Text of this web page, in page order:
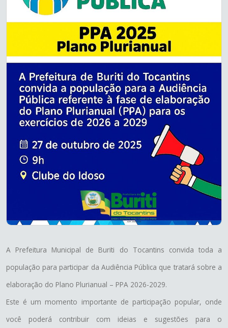
A Prefeitura Municipal de Buriti do Tocantins convida toda a
população para participar da Audiência Pública que tratará sobre a
elaboração do Plano Plurianual – PPA 2026-2029.
Este é um momento importante de participação popular, onde
você poderá contribuir com ideias e sugestões para o